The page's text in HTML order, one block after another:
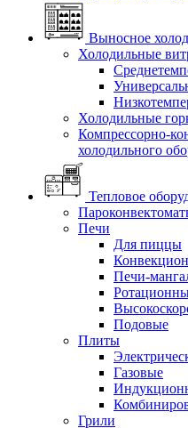
Выносное
Холодильные
Холодильные
Компрессорно-
холодильного
Тепловое
Печи
Для пиццы
Печи-
Подовые
Плиты
Газовые
Грили